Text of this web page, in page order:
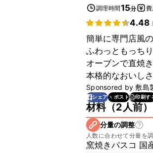
調理時間15分
4.48 (
簡単に専門店風
ふわっともっち
オーブンで直焼
本格的なおいし
Sponsored by敷島
シェア ポスト 印刷す
材料（2人前）
分量の調整
人数に合わせて分量を
窯焼きパスコ 国